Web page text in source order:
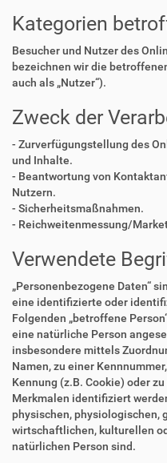
Kategorien
Besucher und Nutzer des
bezeichnen wir die
auch als „Nutzer“).
Zweck der
- Zurverfügungstellung des
und Inhalte.
- Beantwortung von
Nutzern.
- Sicherheitsmaßnahmen.
- Reichweitenmessung/
Verwendete
„Personenbezogene Daten“
eine identifizierte oder
Folgenden „betroffene
eine natürliche Person
insbesondere mittels
Namen, zu einer
Kennung (z.B. Cookie) oder
Merkmalen identifiziert
physischen, physiologischen,
wirtschaftlichen, kulturellen
natürlichen Person sind.